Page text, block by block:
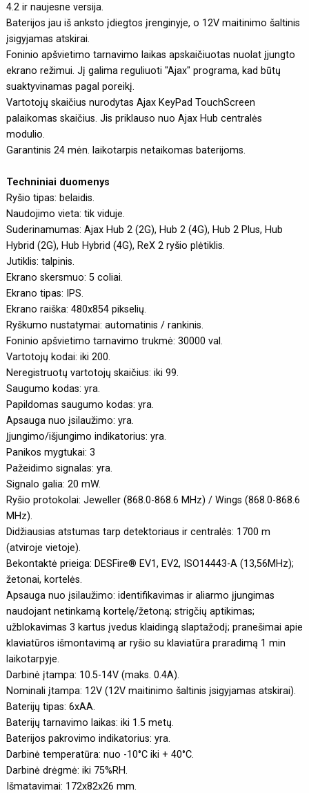
4.2 ir naujesne versija.
Baterijos jau iš anksto įdiegtos įrenginyje, o 12V maitinimo šaltinis
įsigyjamas atskirai.
Foninio apšvietimo tarnavimo laikas apskaičiuotas nuolat įjungto
ekrano režimui. Jį galima reguliuoti "Ajax" programa, kad būtų
suaktyvinamas pagal poreikį.
Vartotojų skaičius nurodytas Ajax KeyPad TouchScreen
palaikomas skaičius. Jis priklauso nuo Ajax Hub centralės
modulio.
Garantinis 24 mėn. laikotarpis netaikomas baterijoms.
Techniniai duomenys
Ryšio tipas: belaidis.
Naudojimo vieta: tik viduje.
Suderinamumas: Ajax Hub 2 (2G), Hub 2 (4G), Hub 2 Plus, Hub
Hybrid (2G), Hub Hybrid (4G), ReX 2 ryšio plėtiklis.
Jutiklis: talpinis.
Ekrano skersmuo: 5 coliai.
Ekrano tipas: IPS.
Ekrano raiška: 480x854 pikselių.
Ryškumo nustatymai: automatinis / rankinis.
Foninio apšvietimo tarnavimo trukmė: 30000 val.
Vartotojų kodai: iki 200.
Neregistruotų vartotojų skaičius: iki 99.
Saugumo kodas: yra.
Papildomas saugumo kodas: yra.
Apsauga nuo įsilaužimo: yra.
Įjungimo/išjungimo indikatorius: yra.
Panikos mygtukai: 3
Pažeidimo signalas: yra.
Signalo galia: 20 mW.
Ryšio protokolai: Jeweller (868.0-868.6 MHz) / Wings (868.0-868.6
MHz).
Didžiausias atstumas tarp detektoriaus ir centralės: 1700 m
(atviroje vietoje).
Bekontaktė prieiga: DESFire® EV1, EV2, ISO14443-A (13,56MHz);
žetonai, kortelės.
Apsauga nuo įsilaužimo: identifikavimas ir aliarmo įjungimas
naudojant netinkamą kortelę/žetoną; strigčių aptikimas;
užblokavimas 3 kartus įvedus klaidingą slaptažodį; pranešimai apie
klaviatūros išmontavimą ar ryšio su klaviatūra praradimą 1 min
laikotarpyje.
Darbinė įtampa: 10.5-14V (maks. 0.4A).
Nominali įtampa: 12V (12V maitinimo šaltinis įsigyjamas atskirai).
Baterijų tipas: 6xAA.
Baterijų tarnavimo laikas: iki 1.5 metų.
Baterijos pakrovimo indikatorius: yra.
Darbinė temperatūra: nuo -10°C iki + 40°C.
Darbinė drėgmė: iki 75%RH.
Išmatavimai: 172x82x26 mm.